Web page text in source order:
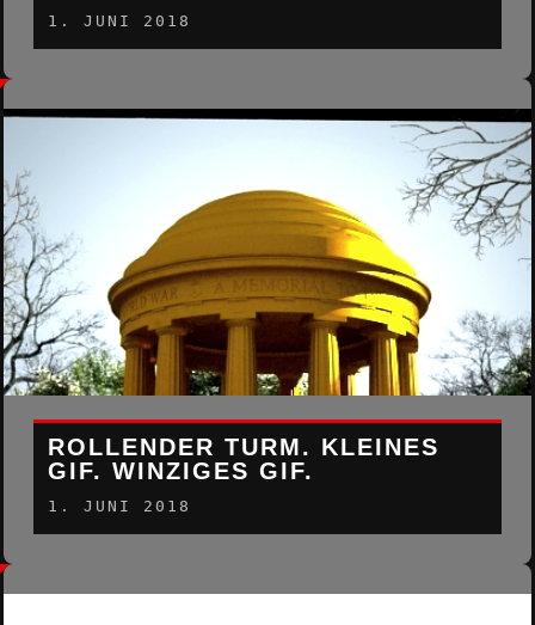
1. JUNI 2018
ROLLENDER TURM. KLEINES
GIF. WINZIGES GIF.
1. JUNI 2018